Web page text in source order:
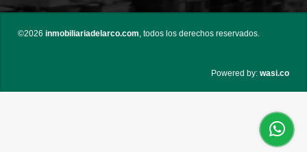
©2026 inmobiliariadelarco.com, todos los derechos reservados.
Powered by: wasi.co